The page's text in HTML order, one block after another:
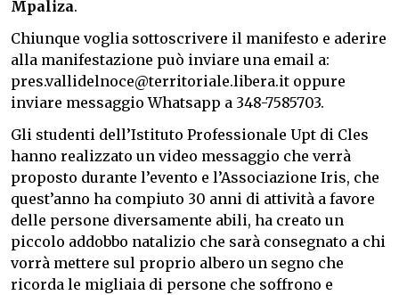
Mpaliza.
Chiunque voglia sottoscrivere il manifesto e aderire
alla manifestazione può inviare una email a:
pres.vallidelnoce@territoriale.libera.it oppure
inviare messaggio Whatsapp a 348-7585703.
Gli studenti dell’Istituto Professionale Upt di Cles
hanno realizzato un video messaggio che verrà
proposto durante l’evento e l’Associazione Iris, che
quest’anno ha compiuto 30 anni di attività a favore
delle persone diversamente abili, ha creato un
piccolo addobbo natalizio che sarà consegnato a chi
vorrà mettere sul proprio albero un segno che
ricorda le migliaia di persone che soffrono e